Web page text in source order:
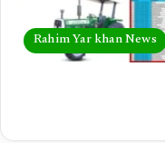
Rahim Yar khan News